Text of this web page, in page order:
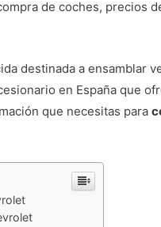
de coches, precios
destinada a ensamblar
en España que
que necesitas para